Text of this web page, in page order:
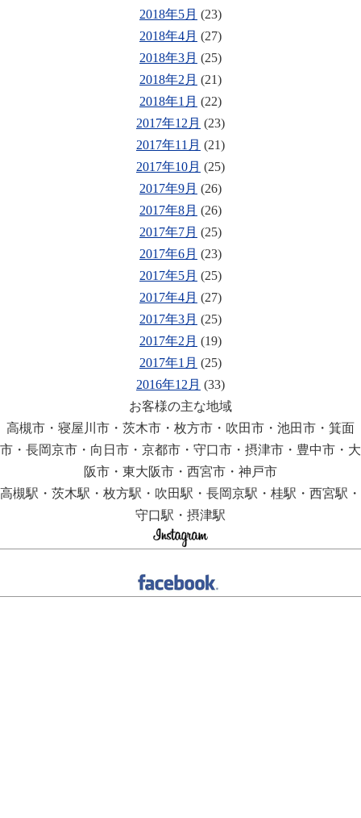
2018年5月 (23)
2018年4月 (27)
2018年3月 (25)
2018年2月 (21)
2018年1月 (22)
2017年12月 (23)
2017年11月 (21)
2017年10月 (25)
2017年9月 (26)
2017年8月 (26)
2017年7月 (25)
2017年6月 (23)
2017年5月 (25)
2017年4月 (27)
2017年3月 (25)
2017年2月 (19)
2017年1月 (25)
2016年12月 (33)
お客様の主な地域
高槻市・寝屋川市・茨木市・枚方市・吹田市・池田市・箕面
市・長岡京市・向日市・京都市・守口市・摂津市・豊中市・大
阪市・東大阪市・西宮市・神戸市
高槻駅・茨木駅・枚方駅・吹田駅・長岡京駅・桂駅・西宮駅・
守口駅・摂津駅